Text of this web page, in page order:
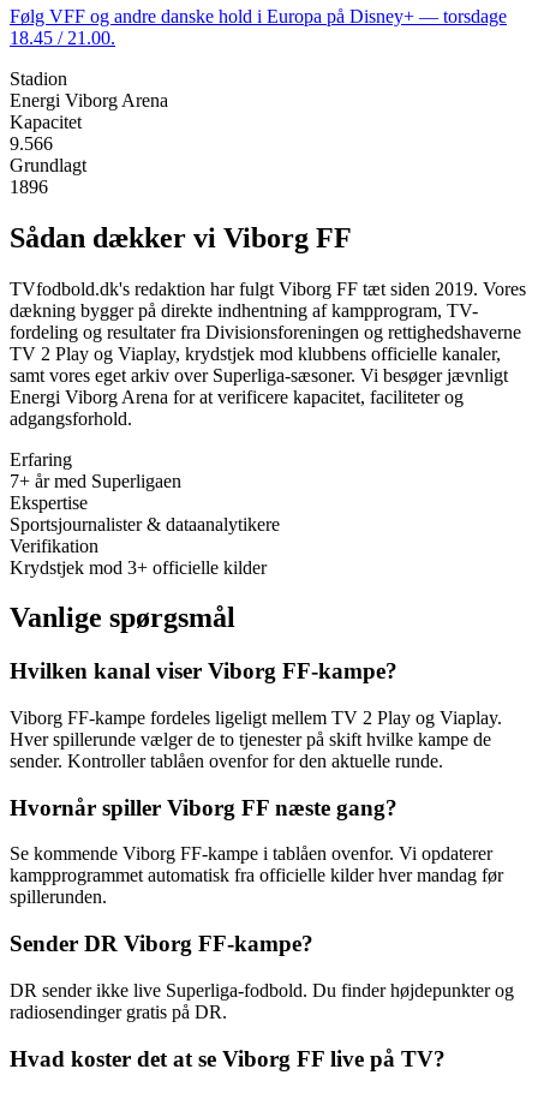
Følg VFF og andre danske hold i Europa på Disney+ — torsdage
18.45 / 21.00.
Stadion
Energi Viborg Arena
Kapacitet
9.566
Grundlagt
1896
Sådan dækker vi Viborg FF
TVfodbold.dk's redaktion har fulgt Viborg FF tæt siden 2019. Vores
dækning bygger på direkte indhentning af kampprogram, TV-
fordeling og resultater fra Divisionsforeningen og rettighedshaverne
TV 2 Play og Viaplay, krydstjek mod klubbens officielle kanaler,
samt vores eget arkiv over Superliga-sæsoner. Vi besøger jævnligt
Energi Viborg Arena for at verificere kapacitet, faciliteter og
adgangsforhold.
Erfaring
7+ år med Superligaen
Ekspertise
Sportsjournalister & dataanalytikere
Verifikation
Krydstjek mod 3+ officielle kilder
Vanlige spørgsmål
Hvilken kanal viser Viborg FF-kampe?
Viborg FF-kampe fordeles ligeligt mellem TV 2 Play og Viaplay.
Hver spillerunde vælger de to tjenester på skift hvilke kampe de
sender. Kontroller tablåen ovenfor for den aktuelle runde.
Hvornår spiller Viborg FF næste gang?
Se kommende Viborg FF-kampe i tablåen ovenfor. Vi opdaterer
kampprogrammet automatisk fra officielle kilder hver mandag før
spillerunden.
Sender DR Viborg FF-kampe?
DR sender ikke live Superliga-fodbold. Du finder højdepunkter og
radiosendinger gratis på DR.
Hvad koster det at se Viborg FF live på TV?